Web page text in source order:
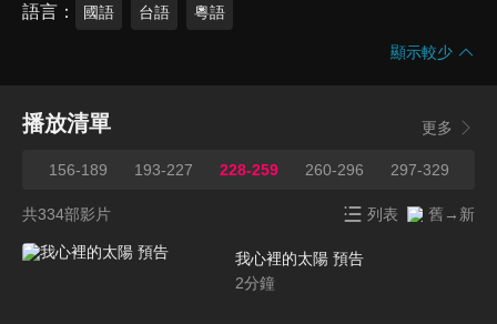
語言 國語 台語 粵語
顯示較少
播放清單 更多
156-189 193-227 228-259 260-296 297-329
共334部影片 列表 舊→新
我心裡的太陽 預告
2分鐘